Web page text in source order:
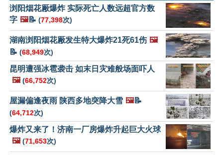
浏阳烟花厰爆炸 实际死亡人数远超官方数
字 🖼️📝 (77,398次)
湖南浏阳烟花厰发生特大爆炸21死61伤 🖼️
📝 (68,949次)
昆明遭强冰雹袭击 如末日灾难般场面吓人
🖼️ (66,752次)
屋漏偏逢夜雨 陕西多地突降大雪 🖼️📝
(64,712次)
爆炸又来了！济南一厂房爆炸升起巨大火球
🖼️ (71,653次)